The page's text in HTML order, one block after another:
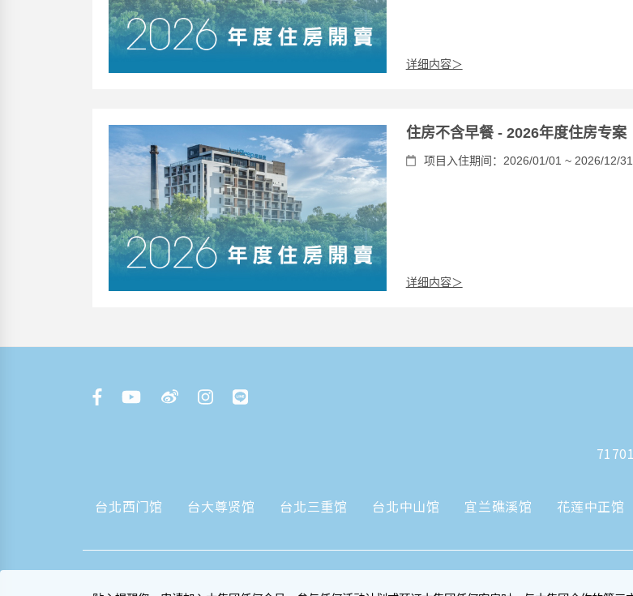
详细内容＞
住房不含早餐 - 2026年度住房专案
项目入住期间：2026/01/01 ~ 2026/12/31
详细内容＞
台北西门馆 台大尊贤馆 台北三重馆 台北中山馆 宜兰礁溪馆 花莲中正馆